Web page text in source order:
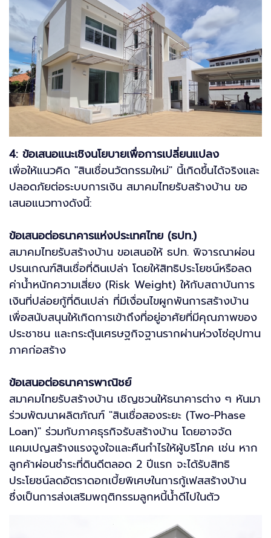
4: ข้อเสนอแนะเชิงนโยบายเพื่อการเปลี่ยนแปลง
เพื่อให้แนวคิด "สินเชื่อนวัตกรรมใหม่" นี้เกิดขึ้นได้จริงและ
ปลอดภัยต่อระบบการเงิน สมาคมไทยรับสร้างบ้าน ขอ
เสนอแนวทางดังนี้:
ข้อเสนอต่อธนาคารแห่งประเทศไทย (ธปท.)
สมาคมไทยรับสร้างบ้าน ขอเสนอให้ ธปท. พิจารณาผ่อน
ปรนเกณฑ์สินเชื่อที่ดินเปล่า โดยให้สิทธิประโยชน์หรือลด
ค่าน้ำหนักความเสี่ยง (Risk Weight) ให้กับสถาบันการ
เงินที่ปล่อยกู้ที่ดินเปล่า ที่มีเงื่อนไขผูกพันการสร้างบ้าน
เพื่อสนับสนุนให้เกิดการเข้าถึงที่อยู่อาศัยที่มีคุณภาพของ
ประชาชน และกระตุ้นเศรษฐกิจฐานรากผ่านห่วงโซ่อุปทาน
ภาคก่อสร้าง
ข้อเสนอต่อธนาคารพาณิชย์
สมาคมไทยรับสร้างบ้าน เชิญชวนให้ธนาคารต่าง ๆ หันมา
ร่วมพัฒนาผลิตภัณฑ์ "สินเชื่อสองระยะ (Two-Phase
Loan)" ร่วมกับภาคธุรกิจรับสร้างบ้าน โดยอาจจัด
แคมเปญสร้างแรงจูงใจและคืนกำไรให้ผู้บริโภค เช่น หาก
ลูกค้าผ่อนชำระที่ดินดีตลอด 2 ปีแรก จะได้รับสิทธิ
ประโยชน์ลดอัตราดอกเบี้ยพิเศษในการกู้เฟสสร้างบ้าน
ซึ่งเป็นการส่งเสริมพฤติกรรมลูกหนี้น้ำดีไปในตัว